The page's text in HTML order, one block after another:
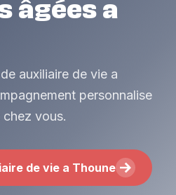
âgées a
auxiliaire de vie a
personnalise
vous.
de vie a Thoune